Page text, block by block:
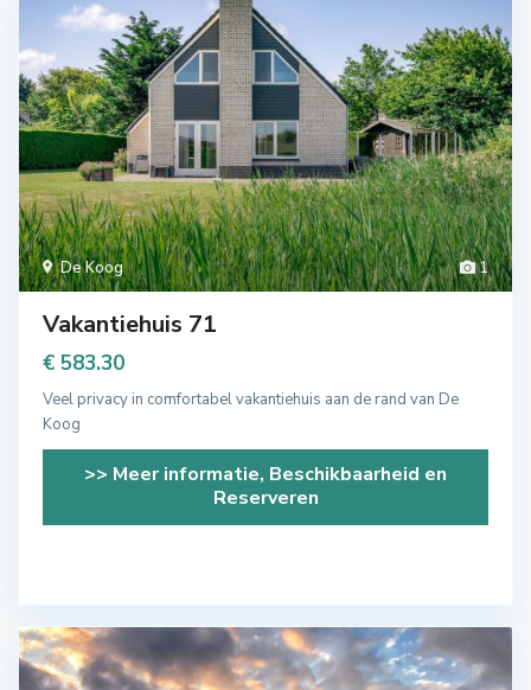
1
De Koog
Vakantiehuis 71
€ 583.30
Veel privacy in comfortabel vakantiehuis aan de rand van De
Koog
>> Meer informatie, Beschikbaarheid en
Reserveren